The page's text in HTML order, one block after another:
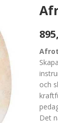
och
Det